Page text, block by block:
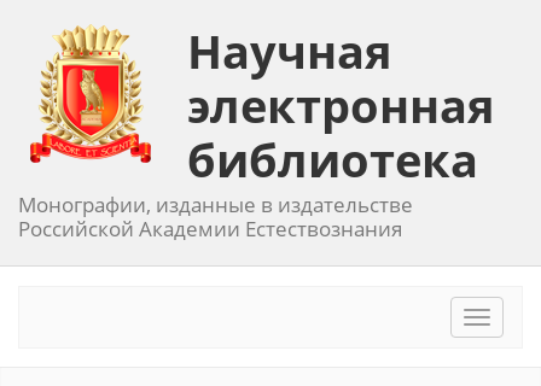
Научная
электронная
библиотека
Монографии, изданные в издательстве
Российской Академии Естествознания
Toggle